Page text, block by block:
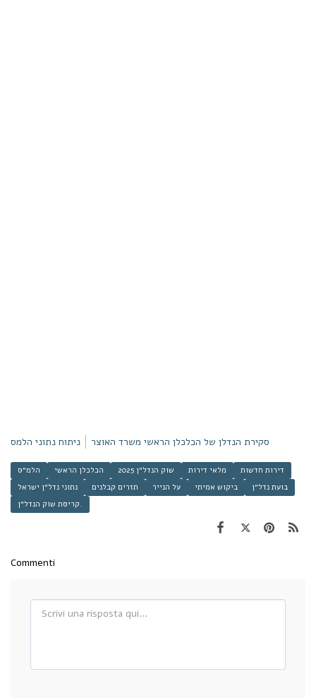
סקירת הנדלן של הכלכלן הראשי משרד האוצר ניתוח נתוני הלמס
הלמ״ס הכלכלן הראשי שוק הנדל״ן 2025 מלאי דירות
דירות חדשות
נתוני נדל״ן ישראל
תזרים קבלנים על הנייר ביקוש אמיתי
בועת נדל״ן
קריסת שוק הנדל״ן.
Commenti